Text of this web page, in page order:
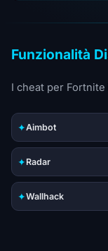
Funzionalità
I cheat per
✦Aimbot
✦Radar
✦Wallhack